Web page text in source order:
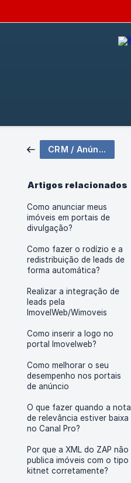
CRM / Anúncios & Rodízios
Artigos relacionados
Como anunciar meus
imóveis em portais de
divulgação?
Como fazer o rodízio e a
redistribuição de leads de
forma automática?
Realizar a integração de
leads pela
ImovelWeb/Wimoveis
Como inserir a logo no
portal Imovelweb?
Como melhorar o seu
desempenho nos portais
de anúncio
O que fazer quando a nota
de relevância estiver baixa
no Canal Pro?
Por que a XML do ZAP não
publica imóveis com o tipo
kitnet corretamente?